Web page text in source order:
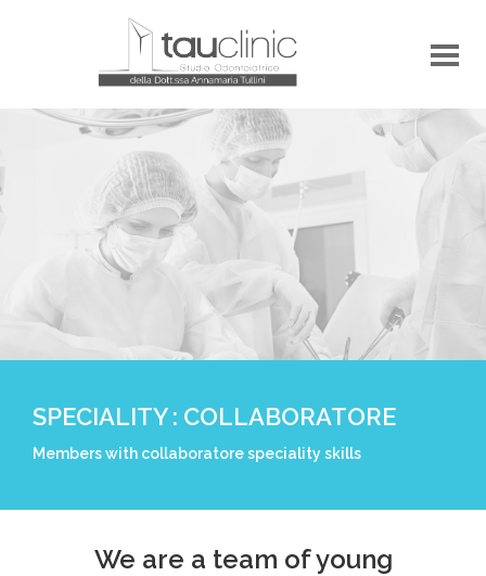
SPECIALITY : COLLABORATORE
Members with collaboratore speciality skills
We are a team of young